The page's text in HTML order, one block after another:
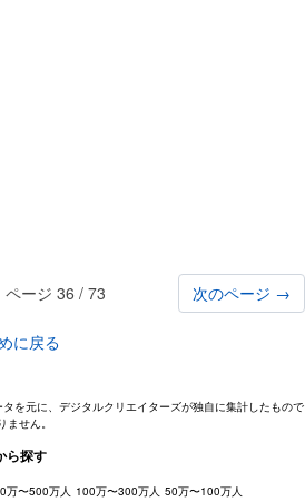
ページ 36 / 73 次のページ →
に戻る
を元に、デジタルクリエイターズが独自に集計したもので
せん。
ら探す
万〜500万人 100万〜300万人 50万〜100万人